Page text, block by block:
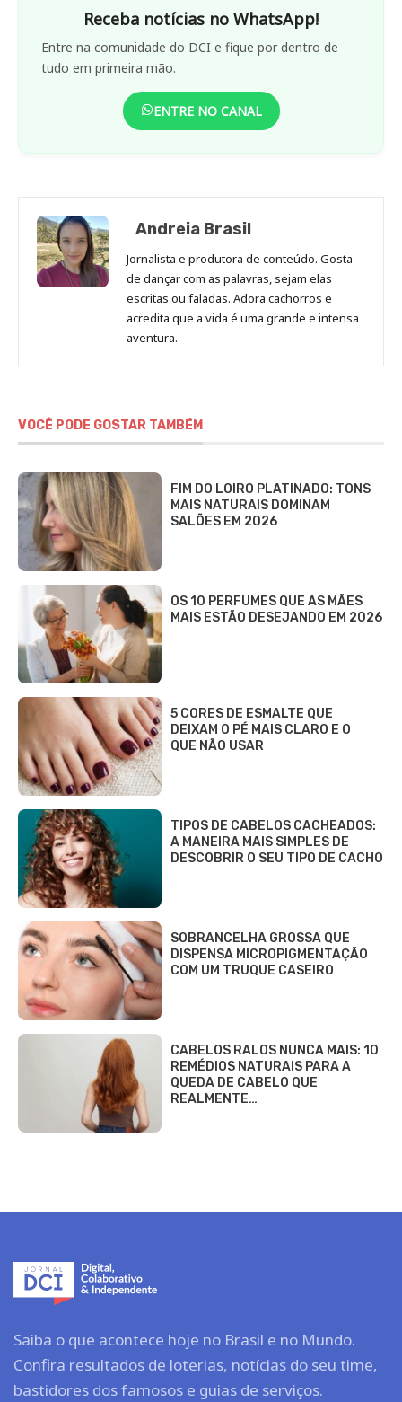
Receba notícias no WhatsApp!
Entre na comunidade do DCI e fique por dentro de
tudo em primeira mão.
ENTRE NO CANAL
Andreia Brasil
Jornalista e produtora de conteúdo. Gosta
de dançar com as palavras, sejam elas
escritas ou faladas. Adora cachorros e
acredita que a vida é uma grande e intensa
aventura.
VOCÊ PODE GOSTAR TAMBÉM
FIM DO LOIRO PLATINADO: TONS
MAIS NATURAIS DOMINAM
SALÕES EM 2026
OS 10 PERFUMES QUE AS MÃES
MAIS ESTÃO DESEJANDO EM 2026
5 CORES DE ESMALTE QUE
DEIXAM O PÉ MAIS CLARO E O
QUE NÃO USAR
TIPOS DE CABELOS CACHEADOS:
A MANEIRA MAIS SIMPLES DE
DESCOBRIR O SEU TIPO DE CACHO
SOBRANCELHA GROSSA QUE
DISPENSA MICROPIGMENTAÇÃO
COM UM TRUQUE CASEIRO
CABELOS RALOS NUNCA MAIS: 10
REMÉDIOS NATURAIS PARA A
QUEDA DE CABELO QUE
REALMENTE…
Saiba o que acontece hoje no Brasil e no Mundo.
Confira resultados de loterias, notícias do seu time,
bastidores dos famosos e guias de serviços.